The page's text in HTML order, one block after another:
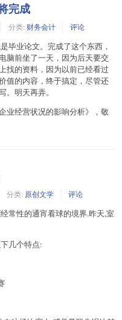
完成
分类: 财务会计 评论
毕业论文。完成了这个东西，
脑前坐了一天，因为后天要交
找的资料，因为以前已经看过
值的内容，终于搞定，尽管还
明天再弄。
业经营状况的影响分析》，敬
分类: 原创文学 评论
常性的通宵看球的境界.昨天,室
几个特点: